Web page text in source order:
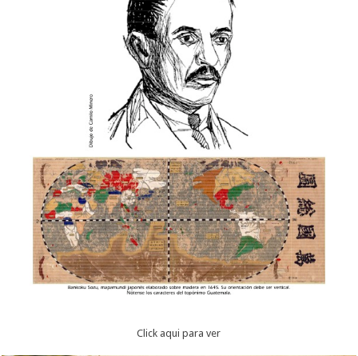
Click aqui para ver